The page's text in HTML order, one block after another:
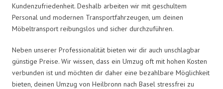
Kundenzufriedenheit. Deshalb arbeiten wir mit geschultem
Personal und modernen Transportfahrzeugen, um deinen
Möbeltransport reibungslos und sicher durchzuführen.
Neben unserer Professionalität bieten wir dir auch unschlagbar
günstige Preise. Wir wissen, dass ein Umzug oft mit hohen Kosten
verbunden ist und möchten dir daher eine bezahlbare Möglichkeit
bieten, deinen Umzug von Heilbronn nach Basel stressfrei zu